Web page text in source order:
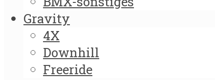
Gravity
4X
Downhill
Freeride